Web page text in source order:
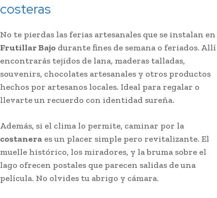
costeras
No te pierdas las ferias artesanales que se instalan en
Frutillar Bajo durante fines de semana o feriados. Allí
encontrarás tejidos de lana, maderas talladas,
souvenirs, chocolates artesanales y otros productos
hechos por artesanos locales. Ideal para regalar o
llevarte un recuerdo con identidad sureña.
Además, si el clima lo permite, caminar por la
costanera es un placer simple pero revitalizante. El
muelle histórico, los miradores, y la bruma sobre el
lago ofrecen postales que parecen salidas de una
película. No olvides tu abrigo y cámara.